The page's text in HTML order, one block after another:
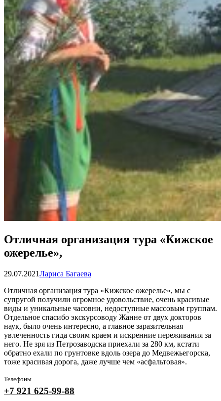
Отличная организация тура «Кижское
ожерелье»,
29.07.2021Лариса Багаева
Отличная организация тура «Кижское ожерелье», мы с
супругой получили огромное удовольствие, очень красивые
виды и уникальные часовни, недоступные массовым группам.
Отдельное спасибо экскурсоводу Жанне от двух докторов
наук, было очень интересно, а главное заразительная
увлеченность гида своим краем и искренние переживания за
него. Не зря из Петрозаводска приехали за 280 км, кстати
обратно ехали по грунтовке вдоль озера до Медвежьегорска,
тоже красивая дорога, даже лучше чем «асфальтовая».
Телефоны
+7 921 625-99-88